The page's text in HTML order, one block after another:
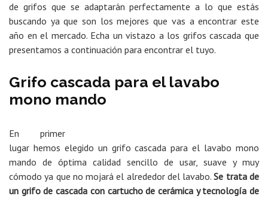
de grifos que se adaptarán perfectamente a lo que estás
buscando ya que son los mejores que vas a encontrar este
año en el mercado. Echa un vistazo a los grifos cascada que
presentamos a continuación para encontrar el tuyo.
Grifo cascada para el lavabo
mono mando
En primer
lugar hemos elegido un grifo cascada para el lavabo mono
mando de óptima calidad sencillo de usar, suave y muy
cómodo ya que no mojará el alrededor del lavabo.Se trata de
un grifo de cascada con cartucho de cerámica y tecnología de